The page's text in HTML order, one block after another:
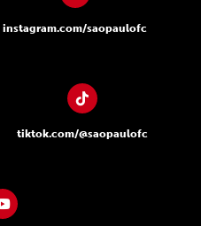
instagram.com/saopaulofc
tiktok.com/@saopaulofc